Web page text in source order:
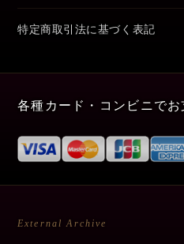
特定商取引法に基づく表記
各種カード・コンビニでお
External Archive